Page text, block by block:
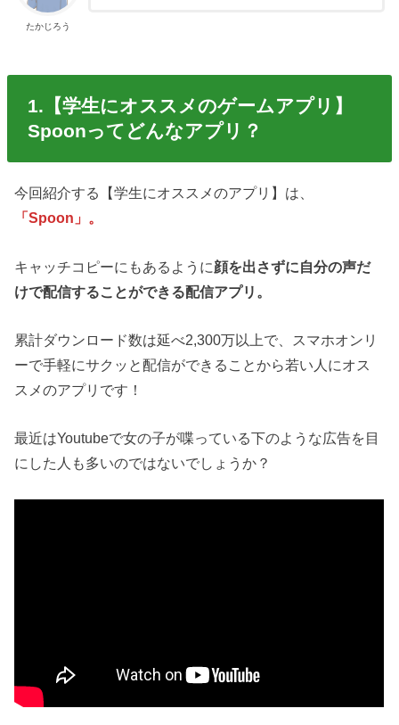
たかじろう
1.【学生にオススメのゲームアプリ】
Spoonってどんなアプリ？
今回紹介する【学生にオススメのアプリ】は、
「Spoon」。
キャッチコピーにもあるように顔を出さずに自分の声だ
けで配信することができる配信アプリ。
累計ダウンロード数は延べ2,300万以上で、スマホオンリ
ーで手軽にサクッと配信ができることから若い人にオス
スメのアプリです！
最近はYoutubeで女の子が喋っている下のような広告を目
にした人も多いのではないでしょうか？